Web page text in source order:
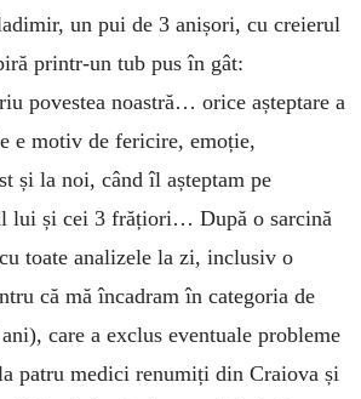
un pui de 3 ani­șori, cu creierul
printr-un tub pus în gât:
povestea noastră… orice așteptare a
e motiv de fericire, emoție,
și la noi, când îl așteptam pe
lui și cei 3 fră­țiori… După o sarcină
toate analizele la zi, inclusiv o
că mă încadram în categoria de
care a exclus eventuale pro­ble­me
patru me­dici re­nu­miți din Craiova și